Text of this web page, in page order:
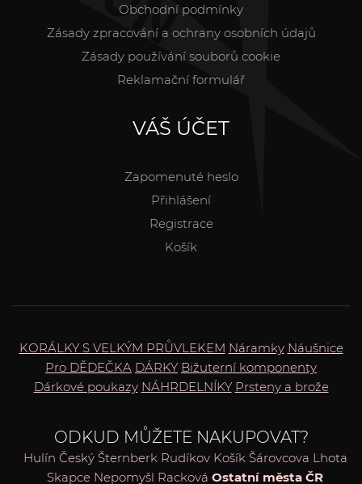
Obchodní podmínky
Zásady zpracování a ochrany osobních údajů
Zásady používání souborů cookie
Reklamační formulář
VÁŠ ÚČET
Zapomenuté heslo
Přihlášení
Registrace
Košík
KORÁLKY S VELKÝM PRŮVLEKEM Náramky Náušnice
Pro DĚDEČKA DÁRKY Bižuterní komponenty
Dárkové poukazy NÁHRDELNÍKY Prsteny a brože
ODKUD MŮŽETE NAKUPOVAT?
Hulín Český Šternberk Rudíkov Košík Šárovcova Lhota
Skapce Nepomyšl Racková Ostatní města ČR